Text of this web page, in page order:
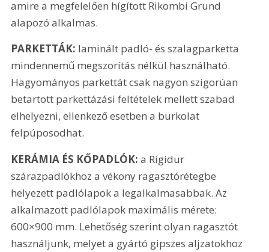
amire a megfelelően hígított Rikombi Grund
alapozó alkalmas.
PARKETTÁK: laminált padló- és szalagparketta
mindennemű megszorítás nélkül használható.
Hagyományos parkettát csak nagyon szigorúan
betartott parkettázási feltételek mellett szabad
elhelyezni, ellenkező esetben a burkolat
felpúposodhat.
KERÁMIA ÉS KŐPADLÓK: a Rigidur
szárazpadlókhoz a vékony ragasztórétegbe
helyezett padlólapok a legalkalmasabbak. Az
alkalmazott padlólapok maximális mérete:
600×900 mm. Lehetőség szerint olyan ragasztót
használjunk, melyet a gyártó gipszes aljzatokhoz